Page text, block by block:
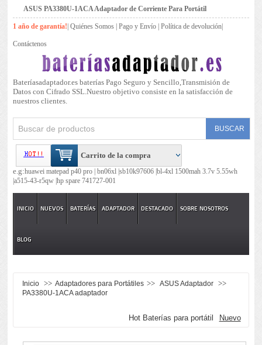
ASUS PA3380U-1ACA Adaptador de Corriente Para Portátil
1 año de garantía! |Quiénes Somos |Pago y Envío |Política de devolución
Contáctenos
Bateríasadaptador.es baterías Pago Seguro y Sencillo,Transmisión de
Datos con Cifrado SSL.Nuestro objetivo consiste en la satisfacción de
nuestros clientes.
Carrito de la compra
e.g:huawei matepad p40 pro |bn06xl |sb10k97606 |bl-4xl 1500mah 3.7v 5.55wh
|a515-43-r5qw |hp spare 741727-001
INICIO NUEVOS BATERÍAS ADAPTADOR DESTACADO SOBRE NOSOTROS
BLOG
Inicio >> Adaptadores para Portátiles >> ASUS Adaptador >>
PA3380U-1ACA adaptador
Hot Baterías para portátil Nuevo